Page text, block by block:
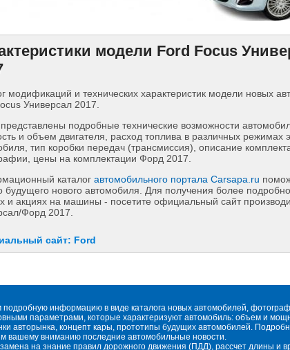
модели Ford Focus
модификаций и технических характеристик модели новых
Универсал 2017.
подробные технические возможности
и объем двигателя, расход топлива в различных режимах
тип коробки передач (трансмиссия), описание
цены на комплектации Форд 2017.
каталог автомобильного портала Carsapa.ru
будущего нового автомобиля. Для получения более
и акциях на машины - посетите официальный сайт
Форд 2017.
сайт: Ford
информацию в виде каталога новых автомобилей,
параметрами, которые характеризуют автомобиль: объем и
авторынка, концепт кары, прототипы будущих автомобилей.
вашему вниманию последние автомобильные новости.
на знание правил дорожного движения (ПДД), рассчет длины